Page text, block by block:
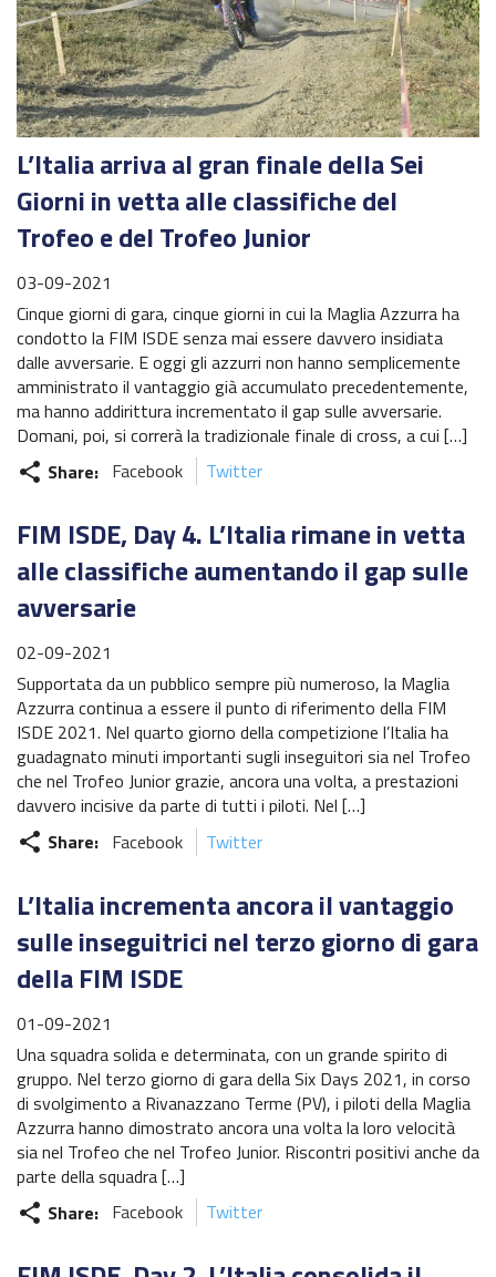
L’Italia arriva al gran finale della Sei
Giorni in vetta alle classifiche del
Trofeo e del Trofeo Junior
03-09-2021
Cinque giorni di gara, cinque giorni in cui la Maglia Azzurra ha
condotto la FIM ISDE senza mai essere davvero insidiata
dalle avversarie. E oggi gli azzurri non hanno semplicemente
amministrato il vantaggio già accumulato precedentemente,
ma hanno addirittura incrementato il gap sulle avversarie.
Domani, poi, si correrà la tradizionale finale di cross, a cui […]
share Share: Facebook Twitter
FIM ISDE, Day 4. L’Italia rimane in vetta
alle classifiche aumentando il gap sulle
avversarie
02-09-2021
Supportata da un pubblico sempre più numeroso, la Maglia
Azzurra continua a essere il punto di riferimento della FIM
ISDE 2021. Nel quarto giorno della competizione l’Italia ha
guadagnato minuti importanti sugli inseguitori sia nel Trofeo
che nel Trofeo Junior grazie, ancora una volta, a prestazioni
davvero incisive da parte di tutti i piloti. Nel […]
share Share: Facebook Twitter
L’Italia incrementa ancora il vantaggio
sulle inseguitrici nel terzo giorno di gara
della FIM ISDE
01-09-2021
Una squadra solida e determinata, con un grande spirito di
gruppo. Nel terzo giorno di gara della Six Days 2021, in corso
di svolgimento a Rivanazzano Terme (PV), i piloti della Maglia
Azzurra hanno dimostrato ancora una volta la loro velocità
sia nel Trofeo che nel Trofeo Junior. Riscontri positivi anche da
parte della squadra […]
share Share: Facebook Twitter